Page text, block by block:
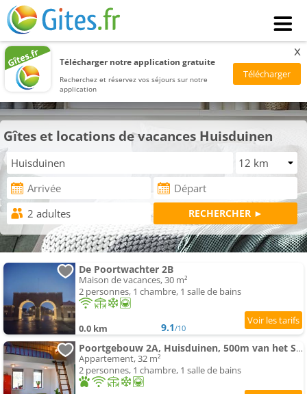
Télécharger notre application gratuite
Recherchez et réservez vos séjours sur notre
application
x
Gîtes et locations de vacances Huisduinen
De Poortwachter 2B
Maison de vacances, 30 m²
2 personnes, 1 chambre, 1 salle de bains
0.0 km 9.1/10
Poortgebouw 2A, Huisduinen, 500m van het Strand
Appartement, 32 m²
2 personnes, 1 chambre, 1 salle de bains